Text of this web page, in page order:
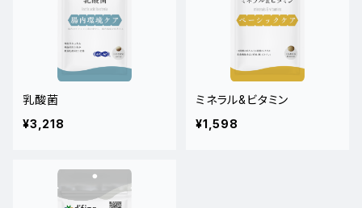
乳酸菌
¥3,218
ミネラル&ビタミン
¥1,598